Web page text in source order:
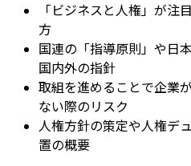
「ビジネスと人権」が注
方
国連の「指導原則」や日
国内外の指針
取組を進めることで企業
ない際のリスク
人権方針の策定や人権デ
置の概要